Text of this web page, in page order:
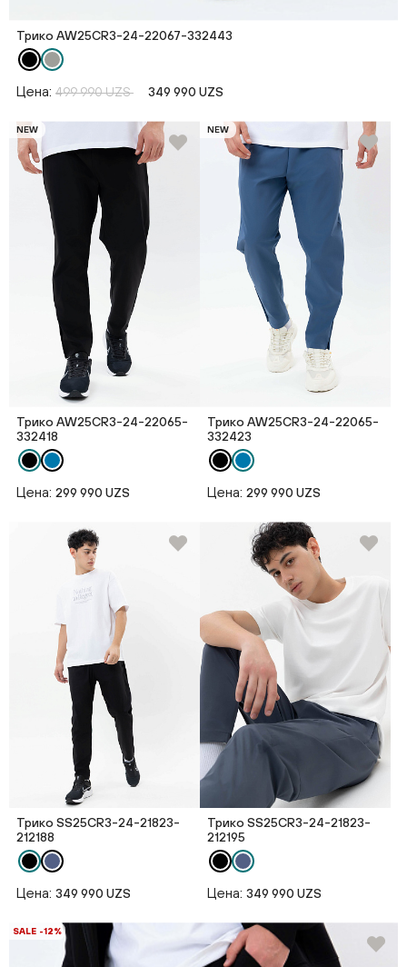
Трико AW25CR3-24-22067-332443
Цена: 499 990 UZS 349 990 UZS
NEW
Трико AW25CR3-24-22065-
332418
Цена: 299 990 UZS
NEW
Трико AW25CR3-24-22065-
332423
Цена: 299 990 UZS
Трико SS25CR3-24-21823-
212188
Цена: 349 990 UZS
Трико SS25CR3-24-21823-
212195
Цена: 349 990 UZS
SALE -12%